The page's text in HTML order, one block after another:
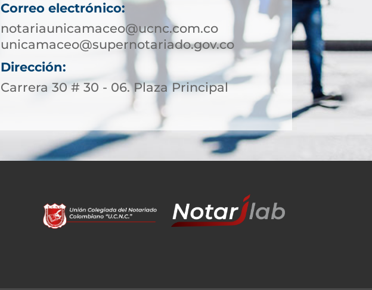
Correo electrónico:
notariaunicamaceo@ucnc.com.co
unicamaceo@supernotariado.gov.co
Dirección:
Carrera 30 # 30 - 06. Plaza Principal